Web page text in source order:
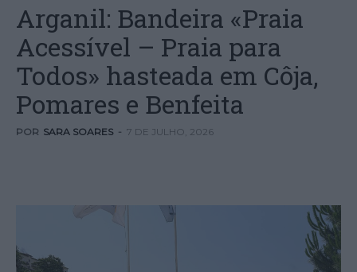
Arganil: Bandeira «Praia
Acessível – Praia para
Todos» hasteada em Côja,
Pomares e Benfeita
POR SARA SOARES - 7 DE JULHO, 2026